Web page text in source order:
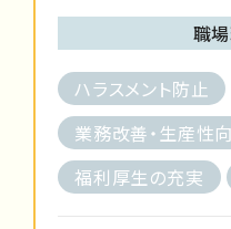
職
ハラスメント防止
業務改善・生産性
福利厚生の充実